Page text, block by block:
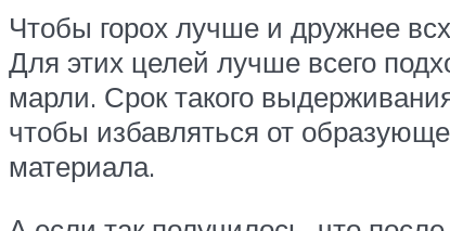
Чтобы горох лучше и дружнее
Для этих целей лучше всего
марли. Срок такого
чтобы избавляться от
материала.